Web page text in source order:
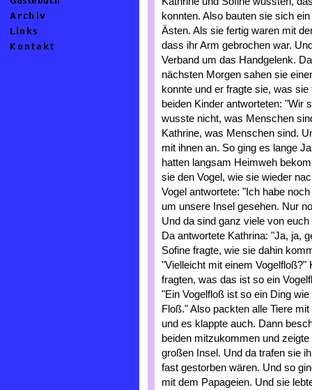
konnten. Also bauten sie sich
Ästen. Als sie fertig waren mit
dass ihr Arm gebrochen war.
Verband um das Handgelenk.
nächsten Morgen sahen sie
konnte und er fragte sie, was
beiden Kinder antworteten: "Wir
wusste nicht, was Menschen
Kathrine, was Menschen sind.
mit ihnen an. So ging es lange
hatten langsam Heimweh
sie den Vogel, wie sie wieder
Vogel antwortete: "Ich habe
um unsere Insel gesehen. Nur
Und da sind ganz viele von euch
Da antwortete Kathrina: "Ja, ja,
Sofine fragte, wie sie dahin
"Vielleicht mit einem Vogelfloß?"
fragten, was das ist so ein
"Ein Vogelfloß ist so ein Ding
Floß." Also packten alle Tiere
und es klappte auch. Dann
beiden mitzukommen und
großen Insel. Und da trafen sie
fast gestorben wären. Und so
mit dem Papageien. Und sie